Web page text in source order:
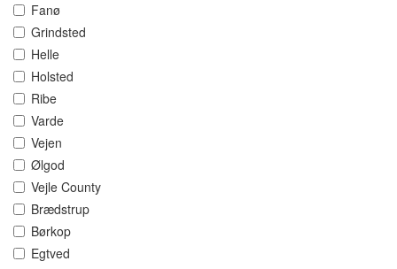
Fanø
Grindsted
Helle
Holsted
Ribe
Varde
Vejen
Ølgod
Vejle County
Brædstrup
Børkop
Egtved